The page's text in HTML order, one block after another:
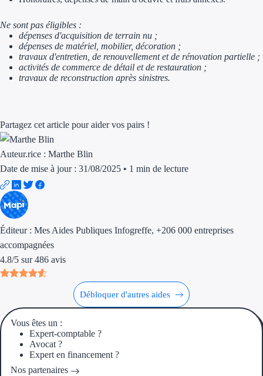
Aides Région
Aides Région
Recherche autonome
Ressources
Ne sont pas éligibles :
dépenses d'acquisition de terrain nu ;
dépenses de matériel, mobilier, décoration ;
travaux d'entretien, de renouvellement et de rénovation partielle ;
activités de commerce de détail et de restauration ;
travaux de reconstruction après sinistres.
Partagez cet article pour aider vos pairs !
Auteur.rice : Marthe Blin
Date de mise à jour : 31/08/2025 • 1 min de lecture
Éditeur : Mes Aides Publiques Infogreffe, +206 000 entreprises
accompagnées
4.8/5 sur 486 avis
Débloquer d'autres aides
Vous êtes un :
Expert-comptable ?
Avocat ?
Expert en financement ?
Nos partenaires